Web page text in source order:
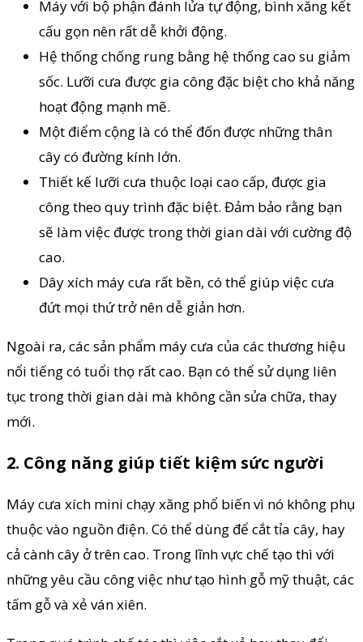
Máy với bộ phận đánh lửa tự động, bình xăng kết
cấu gọn nên rất dễ khởi động.
Hệ thống chống rung bằng hệ thống cao su giảm
sốc. Lưỡi cưa được gia công đặc biệt cho khả năng
hoạt động mạnh mẽ.
Một điểm cộng là có thể đốn được những thân
cây có đường kính lớn.
Thiết kế lưỡi cưa thuộc loại cao cấp, được gia
công theo quy trình đặc biệt. Đảm bảo rằng bạn
sẽ làm việc được trong thời gian dài với cường độ
cao.
Dây xích máy cưa rất bền, có thể giúp việc cưa
đứt mọi thứ trở nên dễ giản hơn.
Ngoài ra, các sản phẩm máy cưa của các thương hiệu
nổi tiếng có tuổi thọ rất cao. Bạn có thể sử dụng liên
tục trong thời gian dài mà không cần sửa chữa, thay
mới.
2. Công năng giúp tiết kiệm sức người
Máy cưa xích mini chạy xăng phổ biến vì nó không phụ
thuộc vào nguồn điện. Có thể dùng để cắt tỉa cây, hay
cả cành cây ở trên cao. Trong lĩnh vực chế tạo thì với
những yêu cầu công việc như tạo hình gỗ mỹ thuật, các
tấm gỗ và xẻ ván xiên.